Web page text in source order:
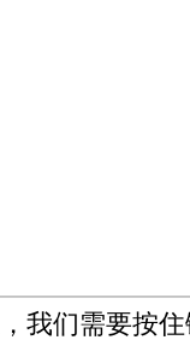
我们需要按